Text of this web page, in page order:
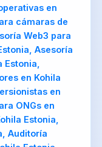
en
cámaras de
Web3 para
Asesoría
en Kohila
en
ONGs en
Estonia,
Auditoría